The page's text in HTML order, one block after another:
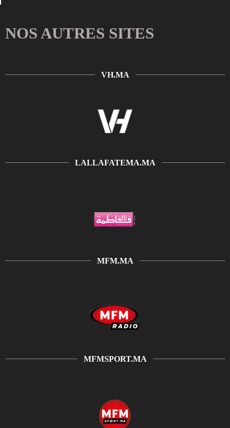
NOS AUTRES SITES
VH.MA
LALLAFATEMA.MA
MFM.MA
MFMSPORT.MA